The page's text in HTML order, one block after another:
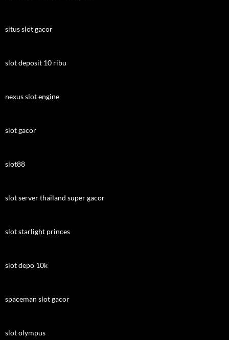
situs slot gacor
slot deposit 10 ribu
nexus slot engine
slot gacor
slot88
slot server thailand super gacor
slot starlight princes
slot depo 10k
spaceman slot gacor
slot olympus